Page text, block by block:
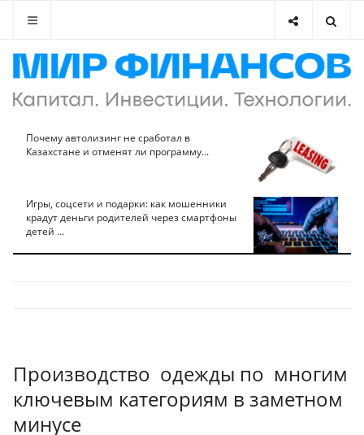
Почему автолизинг не сработал в
Казахстане и отменят ли программу...
Игры, соцсети и подарки: как мошенники
крадут деньги родителей через смартфоны
детей ...
Производство одежды по многим
ключевым категориям в заметном
минусе